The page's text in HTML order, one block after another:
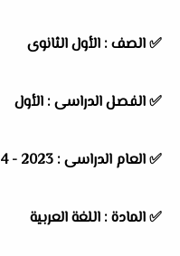
✅الصف : الأول الثانوى
✅الفصل الدراسى : الأول
✅العام الدراسى :
✅المادة : اللغة العربية